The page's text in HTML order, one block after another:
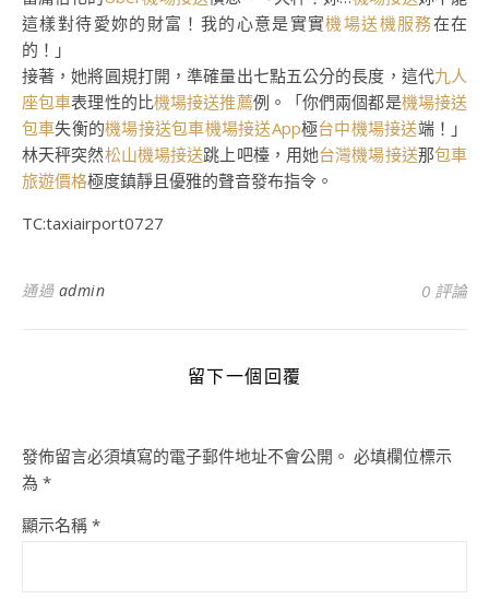
這樣對待愛妳的財富！我的心意是實實機場送機服務在在
的！」
接著，她將圓規打開，準確量出七點五公分的長度，這代九人
座包車表理性的比機場接送推薦例。「你們兩個都是機場接送
包車失衡的機場接送包車機場接送App極台中機場接送端！」
林天秤突然松山機場接送跳上吧檯，用她台灣機場接送那包車
旅遊價格極度鎮靜且優雅的聲音發布指令。
TC:taxiairport0727
通過 admin 0 評論
留下一個回覆
發佈留言必須填寫的電子郵件地址不會公開。 必填欄位標示
為 *
顯示名稱 *